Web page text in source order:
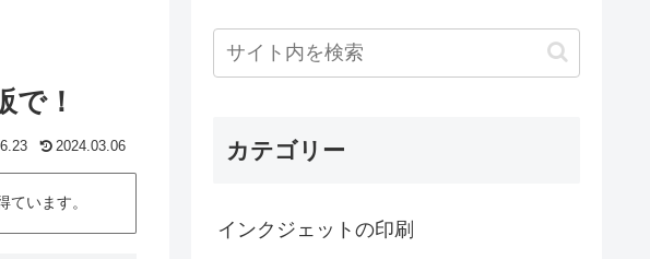
で！
2024.03.06
います。
カテゴリー
インクジェットの印刷